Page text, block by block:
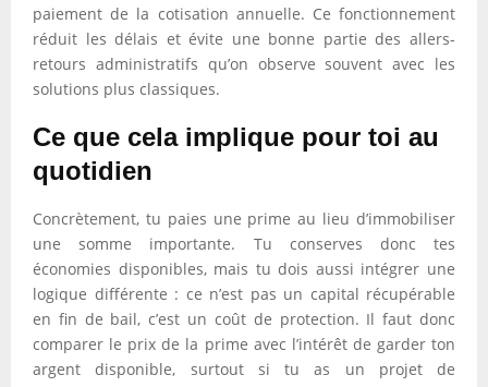
paiement de la cotisation annuelle. Ce fonctionnement
réduit les délais et évite une bonne partie des allers-
retours administratifs qu’on observe souvent avec les
solutions plus classiques.
Ce que cela implique pour toi au
quotidien
Concrètement, tu paies une prime au lieu d’immobiliser
une somme importante. Tu conserves donc tes
économies disponibles, mais tu dois aussi intégrer une
logique différente : ce n’est pas un capital récupérable
en fin de bail, c’est un coût de protection. Il faut donc
comparer le prix de la prime avec l’intérêt de garder ton
argent disponible, surtout si tu as un projet de